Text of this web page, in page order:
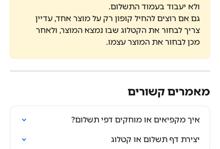
ולא יעבוד בעמוד התשלום.
גם אם רוצים להחיל קופון רק על מוצר אחד, עדיין
צריך לבחור את הקטלוג שבו נמצא המוצר, ולאחר
מכן לבחור את המוצר עצמו.
מאמרים קשורים
איך מקפיאים או מוחקים דפי תשלום?
יצירת דף תשלום או קטלוג